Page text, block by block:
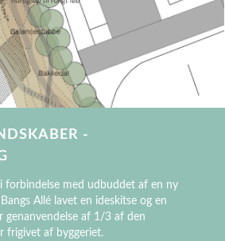
-
i forbindelse med udbuddet af en ny
Allé lavet en ideskitse og en
genanvendelse af 1/3 af den
frigivet af byggeriet.